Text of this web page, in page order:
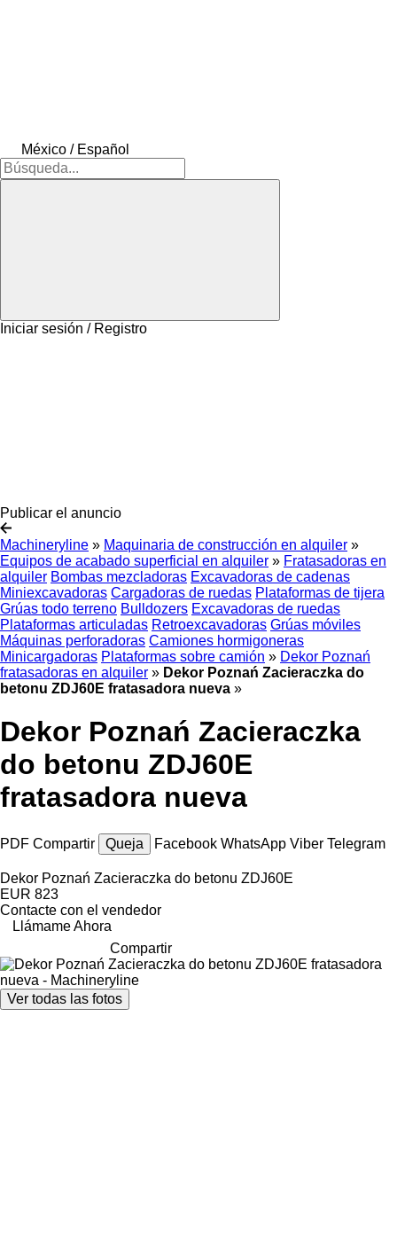
México / Español
Iniciar sesión / Registro
Publicar el anuncio
Machineryline » Maquinaria de construcción en alquiler »
Equipos de acabado superficial en alquiler » Fratasadoras en
alquiler Bombas mezcladoras Excavadoras de cadenas
Miniexcavadoras Cargadoras de ruedas Plataformas de tijera
Grúas todo terreno Bulldozers Excavadoras de ruedas
Plataformas articuladas Retroexcavadoras Grúas móviles
Máquinas perforadoras Camiones hormigoneras
Minicargadoras Plataformas sobre camión » Dekor Poznań
fratasadoras en alquiler » Dekor Poznań Zacieraczka do
betonu ZDJ60E fratasadora nueva »
Dekor Poznań Zacieraczka
do betonu ZDJ60E
fratasadora nueva
PDF Compartir Queja Facebook WhatsApp Viber Telegram
Dekor Poznań Zacieraczka do betonu ZDJ60E
EUR 823
Contacte con el vendedor
Llámame Ahora
Compartir
Ver todas las fotos